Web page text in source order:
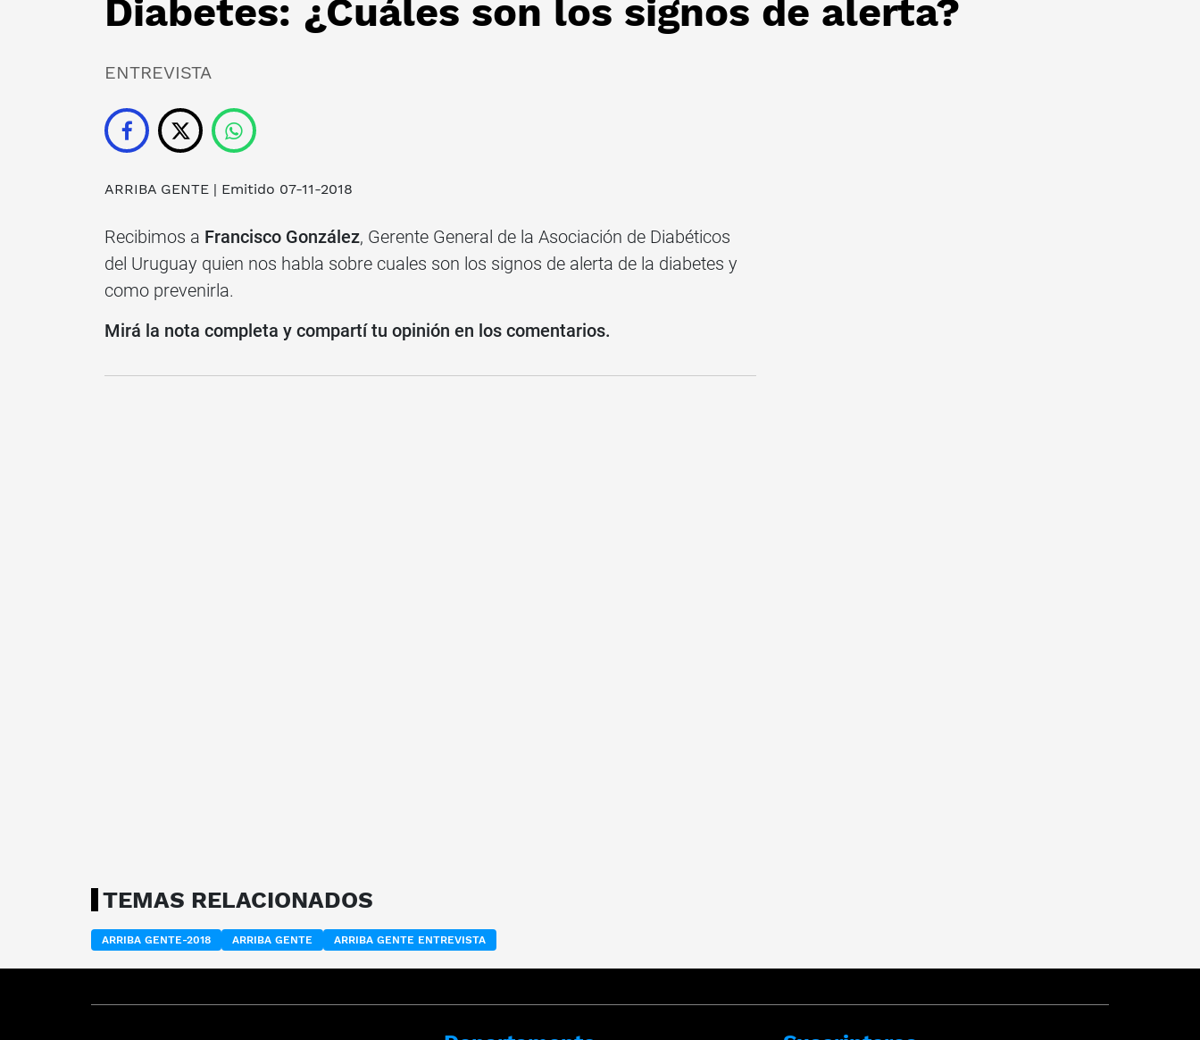
Diabetes: ¿Cuáles son los signos de alerta?
ENTREVISTA
ARRIBA GENTE | Emitido 07-11-2018
Recibimos a Francisco González, Gerente General de la Asociación de Diabéticos
del Uruguay quien nos habla sobre cuales son los signos de alerta de la diabetes y
como prevenirla.
Mirá la nota completa y compartí tu opinión en los comentarios.
TEMAS RELACIONADOS
ARRIBA GENTE-2018 ARRIBA GENTE ARRIBA GENTE ENTREVISTA